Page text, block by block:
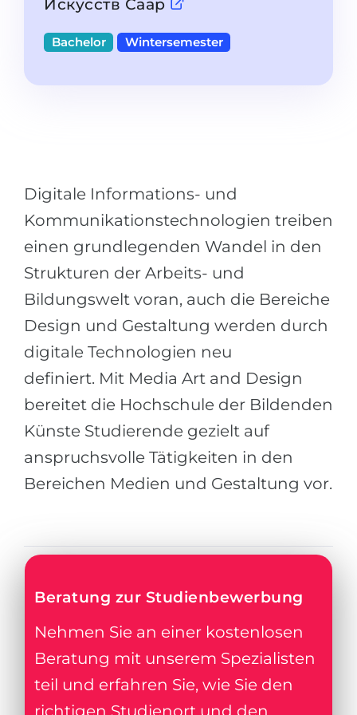
Sprachvisum
STUDIENKOLLEG
Vorbereitung aufs Studienkolleg
Spezialkurse
Mathematik
Portfolio
GEOGRAFIE
Bundesländer
Städte
Berufe
Studienfächer
Beispiel-Stellenangebote
Interessenkarte-Test
RIASEC-Test
Erfolg zu
100%
Studienkolleg
Bachelor
IB Diploma
1. Studienjahr
2.–3. Studienjahr
Bachelorabschluss
Masterabschluss
BEWERBEN FÜR FACHRICHTUNG …
Physik
Russland
Kasachstan
Aserbaidschan
Armenien
Искусств Саар
Bachelor Wintersemester
Digitale Informations- und
Kommunikationstechnologien treiben
einen grundlegenden Wandel in den
Strukturen der Arbeits- und
Bildungswelt voran, auch die Bereiche
Design und Gestaltung werden durch
digitale Technologien neu
definiert. Mit Media Art and Design
bereitet die Hochschule der Bildenden
Künste Studierende gezielt auf
anspruchsvolle Tätigkeiten in den
Bereichen Medien und Gestaltung vor.
Beratung zur Studienbewerbung
Nehmen Sie an einer kostenlosen
Beratung mit unserem Spezialisten
teil und erfahren Sie, wie Sie den
richtigen Studienort und den